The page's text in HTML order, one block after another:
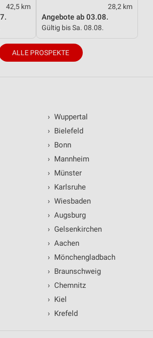
42,5 km 28,2 km
Angebote ab 03.08.
Gültig bis Sa. 08.08.
ALLE PROSPEKTE
› Wuppertal
› Bielefeld
› Bonn
› Mannheim
› Münster
› Karlsruhe
› Wiesbaden
› Augsburg
› Gelsenkirchen
› Aachen
› Mönchengladbach
› Braunschweig
› Chemnitz
› Kiel
› Krefeld